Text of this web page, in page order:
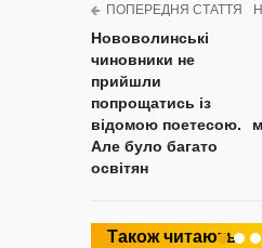
ПОПЕРЕДНЯ СТАТТЯ
Нововолинські
чиновники не
прийшли
попрощатись із
відомою поетесою.
Але було багато
освітян
Також читають